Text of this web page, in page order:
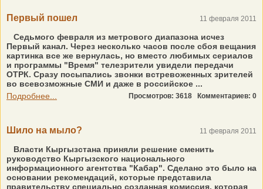
Первый пошел 11 февраля 2011
Седьмого февраля из метрового диапазона исчез
Первый канал. Через несколько часов после сбоя вещания
картинка все же вернулась, но вместо любимых сериалов
и программы "Время" телезрители увидели передачи
ОТРК. Сразу посыпались звонки встревоженных зрителей
во всевозможные СМИ и даже в российское ...
Подробнее...
Просмотров: 3618 Комментариев: 0
Шило на мыло? 11 февраля 2011
Власти Кыргызстана приняли решение сменить
руководство Кыргызского национального
информационного агентства "Кабар". Сделано это было на
основании рекомендаций, которые представила
правительству специально созданная комиссия, которая